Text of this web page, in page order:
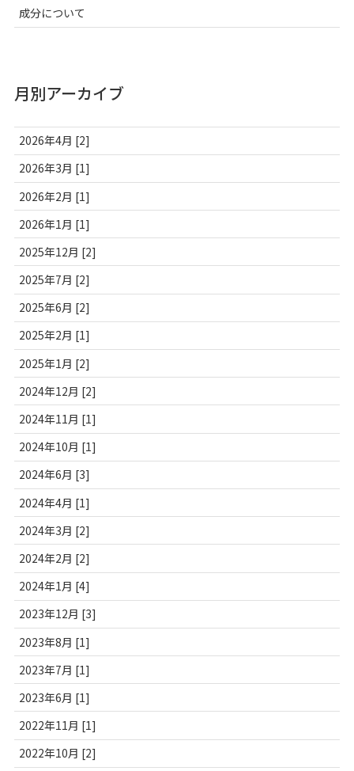
成分について
月別アーカイブ
2026年4月 [2]
2026年3月 [1]
2026年2月 [1]
2026年1月 [1]
2025年12月 [2]
2025年7月 [2]
2025年6月 [2]
2025年2月 [1]
2025年1月 [2]
2024年12月 [2]
2024年11月 [1]
2024年10月 [1]
2024年6月 [3]
2024年4月 [1]
2024年3月 [2]
2024年2月 [2]
2024年1月 [4]
2023年12月 [3]
2023年8月 [1]
2023年7月 [1]
2023年6月 [1]
2022年11月 [1]
2022年10月 [2]